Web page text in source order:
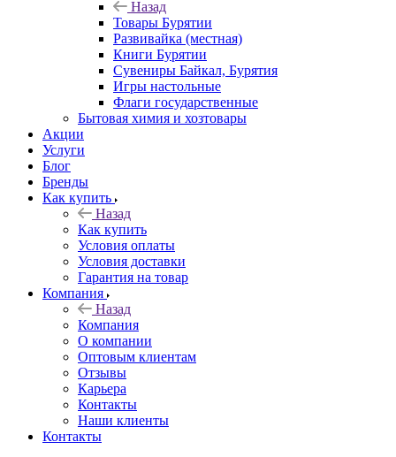
Назад
Товары Бурятии
Развивайка (местная)
Книги Бурятии
Сувениры Байкал, Бурятия
Игры настольные
Флаги государственные
Бытовая химия и хозтовары
Акции
Услуги
Блог
Бренды
Как купить
Назад
Как купить
Условия оплаты
Условия доставки
Гарантия на товар
Компания
Назад
Компания
О компании
Оптовым клиентам
Отзывы
Карьера
Контакты
Наши клиенты
Контакты